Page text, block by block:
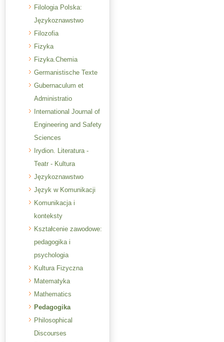
Filologia Polska:
Językoznawstwo
Filozofia
Fizyka
Fizyka.Chemia
Germanistische Texte
Gubernaculum et
Administratio
International Journal of
Engineering and Safety
Sciences
Irydion. Literatura -
Teatr - Kultura
Językoznawstwo
Język w Komunikacji
Komunikacja i
konteksty
Kształcenie zawodowe:
pedagogika i
psychologia
Kultura Fizyczna
Matematyka
Mathematics
Pedagogika
Philosophical
Discourses